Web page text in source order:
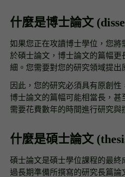
什麼是博士論文
如果您正在攻讀博士學位，您將
於碩士論文，博士論文的篇幅
細。您需要對您的研究領域提出
因此，您的研究必須具有原創性
博士論文的篇幅可能相當長，甚
需要花費數年的時間進行研究與
什麼是碩士論文
碩士論文是碩士學位課程的最終
過長期準備所撰寫的研究長篇論